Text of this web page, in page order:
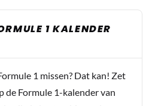
1 KALENDER
1 missen? Dat kan! Zet
de Formule 1-kalender van